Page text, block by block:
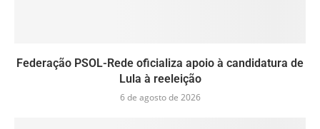
Federação PSOL-Rede oficializa apoio à candidatura de
Lula à reeleição
6 de agosto de 2026